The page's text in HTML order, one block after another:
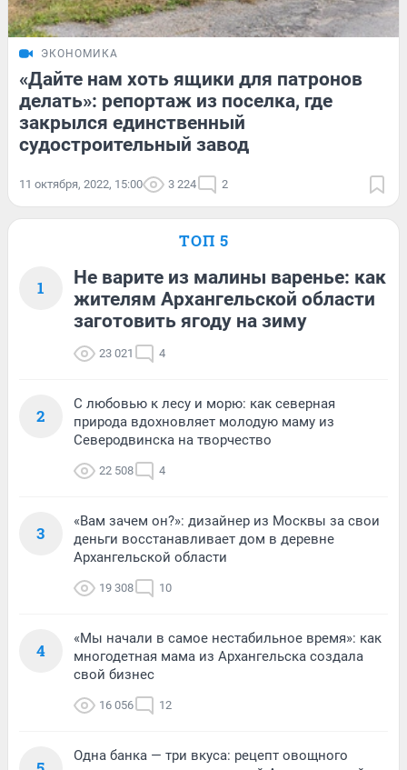
ЭКОНОМИКА
«Дайте нам хоть ящики для патронов
делать»: репортаж из поселка, где
закрылся единственный
судостроительный завод
11 октября, 2022, 15:00 3 224 2
ТОП 5
1
Не варите из малины варенье: как
жителям Архангельской области
заготовить ягоду на зиму
23 021 4
2
С любовью к лесу и морю: как северная
природа вдохновляет молодую маму из
Северодвинска на творчество
22 508 4
3
«Вам зачем он?»: дизайнер из Москвы за свои
деньги восстанавливает дом в деревне
Архангельской области
19 308 10
4
«Мы начали в самое нестабильное время»: как
многодетная мама из Архангельска создала
свой бизнес
16 056 12
Одна банка — три вкуса: рецепт овощного